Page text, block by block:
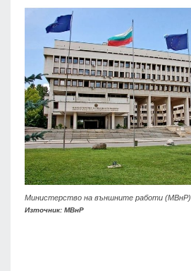
Министерство на външните работи (МВнР)
Източник: МВнР